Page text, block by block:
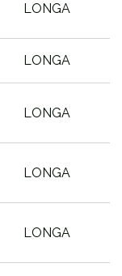
LONGA
LONGA
LONGA
LONGA
LONGA